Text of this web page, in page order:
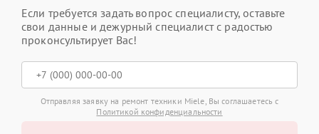
Если требуется задать вопрос специалисту, оставьте
свои данные и дежурный специалист с радостью
проконсультирует Вас!
Отправляя заявку на ремонт техники Miele, Вы соглашаетесь с
Политикой конфиденциальности